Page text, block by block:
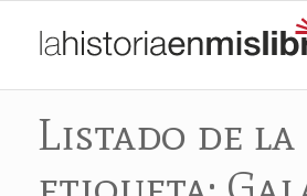
Listado de la